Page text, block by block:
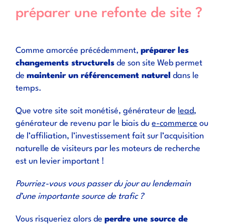
préparer une refonte de site ?
Comme amorcée précédemment,préparer les
changements structurels de son site Web permet
demaintenir un référencement naturel dans le
temps.
Que votre site soit monétisé, générateur de lead,
générateur de revenu par le biais due-commerce ou
de l’affiliation, l’investissement fait sur l’acquisition
naturelle de visiteurs par les moteurs de recherche
est un levier important !
Pourriez-vous vous passer du jour au lendemain
d’une importante source de trafic ?
Vous risqueriez alors deperdre une source de